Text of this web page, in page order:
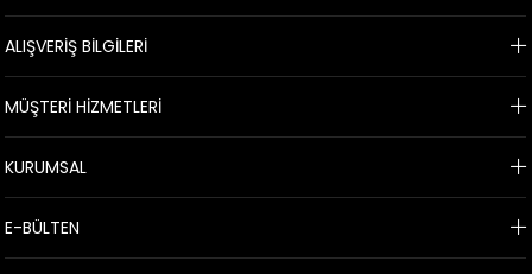
ALIŞVERİŞ BİLGİLERİ
MÜŞTERİ HİZMETLERİ
KURUMSAL
E-BÜLTEN